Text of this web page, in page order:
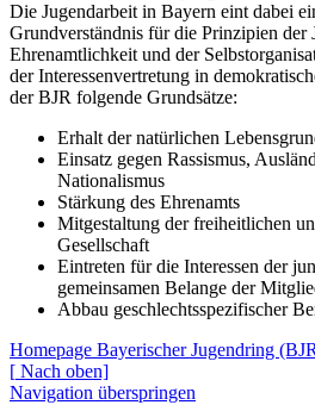
Die Jugendarbeit in Bayern eint dabei
Grundverständnis für die Prinzipien der
Ehrenamtlichkeit und der
der Interessenvertretung in
der BJR folgende Grundsätze:
Erhalt der natürlichen
Einsatz gegen Rassismus,
Nationalismus
Stärkung des Ehrenamts
Mitgestaltung der freiheitlichen
Gesellschaft
Eintreten für die Interessen der
gemeinsamen Belange der
Abbau geschlechtsspezifischer
Homepage Bayerischer Jugendring
[ Nach oben]
Navigation überspringen